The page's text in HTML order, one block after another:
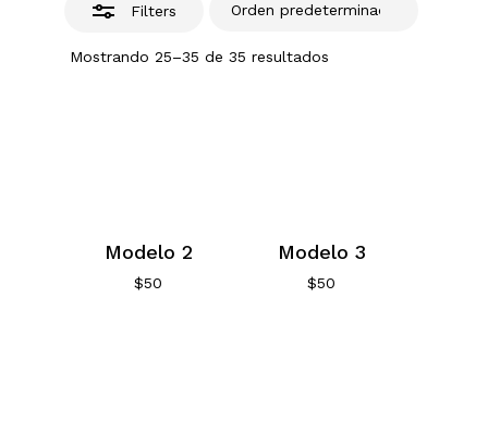
Filters
Mostrando 25–35 de 35 resultados
Modelo 2
$50
Modelo 3
$50